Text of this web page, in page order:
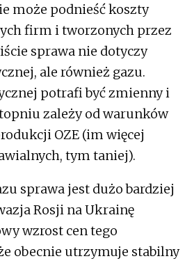
może podnieść koszty
firm i tworzonych przez
sprawa nie dotyczy
ale również gazu.
potrafi być zmienny i
zależy od warunków
OZE (im więcej
tym taniej).
sprawa jest dużo bardziej
Rosji na Ukrainę
wzrost cen tego
obecnie utrzymuje stabilny